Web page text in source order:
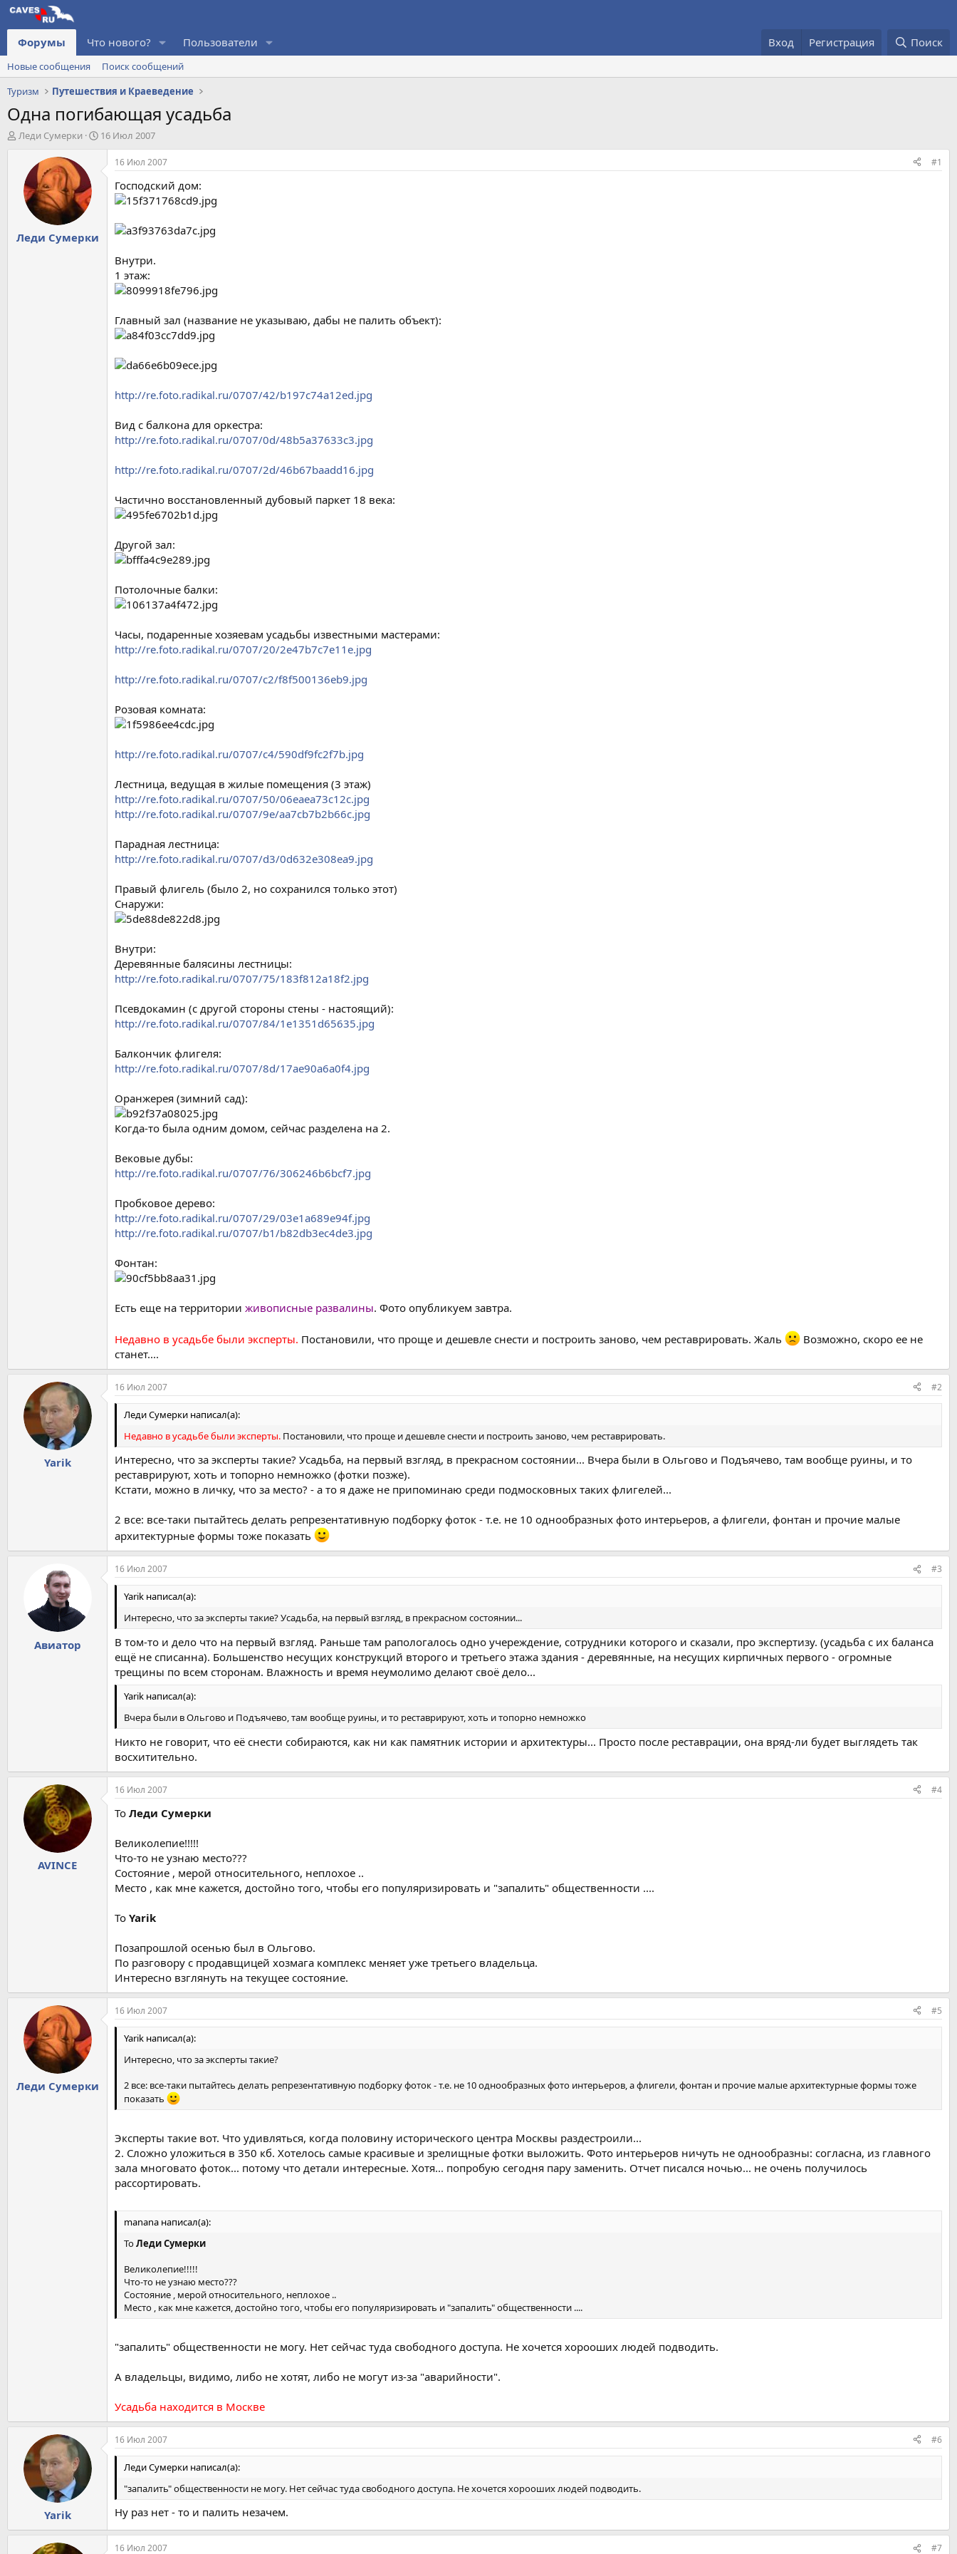
Форумы Что нового? Пользователи Вход Регистрация Поиск
Новые сообщения
Поиск сообщений
Туризм
Путешествия и Краеведение
Одна погибающая усадьба
А
ы
Леди Сумерки
Д
а
16 Июл 2007
Леди Сумерки
16 Июл 2007 #1
Господский дом:
Внутри.
1 этаж:
Главный зал (название не указываю, дабы не палить объект):
http://re.foto.radikal.ru/0707/42/b197c74a12ed.jpg
Вид с балкона для оркестра:
http://re.foto.radikal.ru/0707/0d/48b5a37633c3.jpg
http://re.foto.radikal.ru/0707/2d/46b67baadd16.jpg
Частично восстановленный дубовый паркет 18 века:
Другой зал:
Потолочные балки:
Часы, подаренные хозяевам усадьбы известными мастерами:
http://re.foto.radikal.ru/0707/20/2e47b7c7e11e.jpg
http://re.foto.radikal.ru/0707/c2/f8f500136eb9.jpg
Розовая комната:
http://re.foto.radikal.ru/0707/c4/590df9fc2f7b.jpg
Лестница, ведущая в жилые помещения (3 этаж)
http://re.foto.radikal.ru/0707/50/06eaea73c12c.jpg
http://re.foto.radikal.ru/0707/9e/aa7cb7b2b66c.jpg
Парадная лестница:
http://re.foto.radikal.ru/0707/d3/0d632e308ea9.jpg
Правый флигель (было 2, но сохранился только этот)
Снаружи:
Внутри:
Деревянные балясины лестницы:
http://re.foto.radikal.ru/0707/75/183f812a18f2.jpg
Псевдокамин (с другой стороны стены - настоящий):
http://re.foto.radikal.ru/0707/84/1e1351d65635.jpg
Балкончик флигеля:
http://re.foto.radikal.ru/0707/8d/17ae90a6a0f4.jpg
Оранжерея (зимний сад):
Когда-то была одним домом, сейчас разделена на 2.
Вековые дубы:
http://re.foto.radikal.ru/0707/76/306246b6bcf7.jpg
Пробковое дерево:
http://re.foto.radikal.ru/0707/29/03e1a689e94f.jpg
http://re.foto.radikal.ru/0707/b1/b82db3ec4de3.jpg
Фонтан:
Есть еще на территории живописные развалины. Фото опубликуем завтра.
Недавно в усадьбе были эксперты. Постановили, что проще и дешевле снести и построить заново, чем реставрировать. Жаль
Возможно, скоро ее не
станет....
Yarik
16 Июл 2007 #2
Леди Сумерки написал(а):
Недавно в усадьбе были эксперты. Постановили, что проще и дешевле снести и построить заново, чем реставрировать.
Интересно, что за эксперты такие? Усадьба, на первый взгляд, в прекрасном состоянии... Вчера были в Ольгово и Подъячево, там вообще руины, и то
реставрируют, хоть и топорно немножко (фотки позже).
Кстати, можно в личку, что за место? - а то я даже не припоминаю среди подмосковных таких флигелей...
2 все: все-таки пытайтесь делать репрезентативную подборку фоток - т.е. не 10 однообразных фото интерьеров, а флигели, фонтан и прочие малые
архитектурные формы тоже показать
Авиатор
16 Июл 2007 #3
Yarik написал(а):
Интересно, что за эксперты такие? Усадьба, на первый взгляд, в прекрасном состоянии...
В том-то и дело что на первый взгляд. Раньше там рапологалось одно учереждение, сотрудники которого и сказали, про экспертизу. (усадьба с их баланса
ещё не списанна). Большенство несущих конструкций второго и третьего этажа здания - деревянные, на несущих кирпичных первого - огромные
трещины по всем сторонам. Влажность и время неумолимо делают своё дело...
Yarik написал(а):
Вчера были в Ольгово и Подъячево, там вообще руины, и то реставрируют, хоть и топорно немножко
Никто не говорит, что её снести собираются, как ни как памятник истории и архитектуры... Просто после реставрации, она вряд-ли будет выглядеть так
восхитительно.
AVINCE
16 Июл 2007 #4
To Леди Сумерки
Великолепие!!!!!
Что-то не узнаю место???
Состояние , мерой относительного, неплохое ..
Место , как мне кажется, достойно того, чтобы его популяризировать и "запалить" общественности ....
To Yarik
Позапрошлой осенью был в Ольгово.
По разговору с продавщицей хозмага комплекс меняет уже третьего владельца.
Интересно взглянуть на текущее состояние.
Леди Сумерки
16 Июл 2007 #5
Yarik написал(а):
Интересно, что за эксперты такие?
2 все: все-таки пытайтесь делать репрезентативную подборку фоток - т.е. не 10 однообразных фото интерьеров, а флигели, фонтан и прочие малые архитектурные формы тоже
показать
Эксперты такие вот. Что удивляться, когда половину исторического центра Москвы раздестроили...
2. Сложно уложиться в 350 кб. Хотелось самые красивые и зрелищные фотки выложить. Фото интерьеров ничуть не однообразны: согласна, из главного
зала многовато фоток... потому что детали интересные. Хотя... попробую сегодня пару заменить. Отчет писался ночью... не очень получилось
рассортировать.
manana написал(а):
ToЛеди Сумерки
Великолепие!!!!!
Что-то не узнаю место???
Состояние , мерой относительного, неплохое ..
Место , как мне кажется, достойно того, чтобы его популяризировать и "запалить" общественности ....
"запалить" общественности не могу. Нет сейчас туда свободного доступа. Не хочется хорооших людей подводить.
А владельцы, видимо, либо не хотят, либо не могут из-за "аварийности".
Усадьба находится в Москве
Yarik
16 Июл 2007 #6
Леди Сумерки написал(а):
"запалить" общественности не могу. Нет сейчас туда свободного доступа. Не хочется хорооших людей подводить.
Ну раз нет - то и палить незачем.
16 Июл 2007 #7